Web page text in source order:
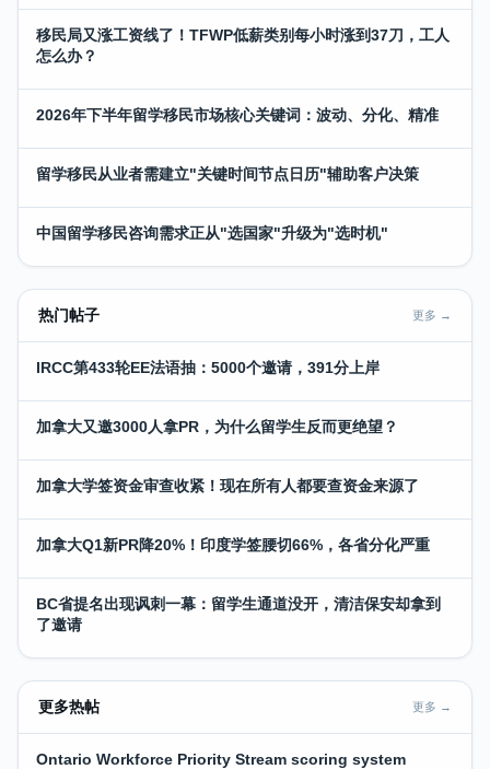
移民局又涨工资线了！TFWP低薪类别每小时涨到37刀，工人
怎么办？
2026年下半年留学移民市场核心关键词：波动、分化、精准
留学移民从业者需建立"关键时间节点日历"辅助客户决策
中国留学移民咨询需求正从"选国家"升级为"选时机"
热门帖子 更多 →
IRCC第433轮EE法语抽：5000个邀请，391分上岸
加拿大又邀3000人拿PR，为什么留学生反而更绝望？
加拿大学签资金审查收紧！现在所有人都要查资金来源了
加拿大Q1新PR降20%！印度学签腰切66%，各省分化严重
BC省提名出现讽刺一幕：留学生通道没开，清洁保安却拿到
了邀请
更多热帖 更多 →
Ontario Workforce Priority Stream scoring system